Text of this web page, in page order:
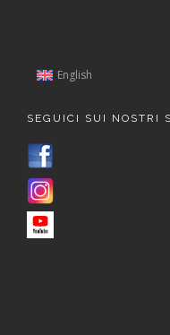
English
SEGUICI SUI NOSTRI